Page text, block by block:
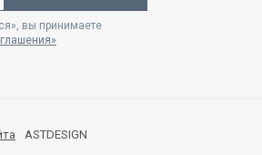
вы принимаете
ASTDESIGN